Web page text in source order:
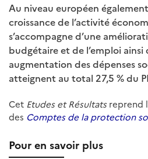
Au niveau européen
croissance de l’activité
s’accompagne d’une
budgétaire et de l’emploi ainsi
augmentation des dépenses
atteignent au total 27,5 % du
Cet Etudes et Résultatsreprend
des Comptes de la protection
Pour en savoir plus